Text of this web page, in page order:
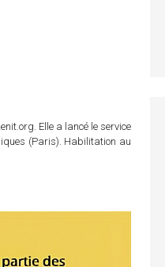
Elle a lancé le service
(Paris). Habilitation au